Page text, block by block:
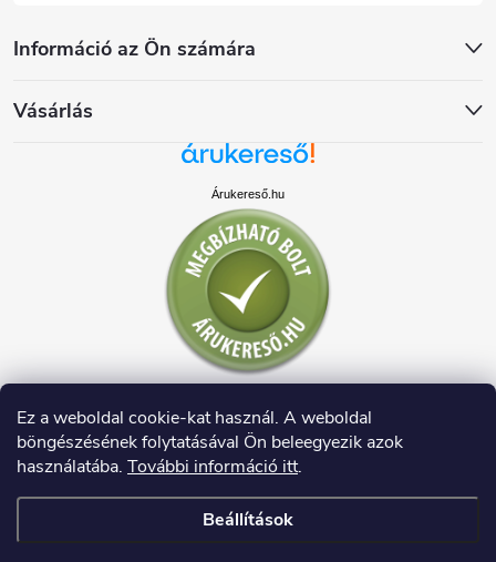
Ez a weboldal cookie-kat használ. A weboldal
böngészésének folytatásával Ön beleegyezik azok
használatába. További információ itt.
Beállítások
Információ az Ön számára
Vásárlás
Árukereső.hu